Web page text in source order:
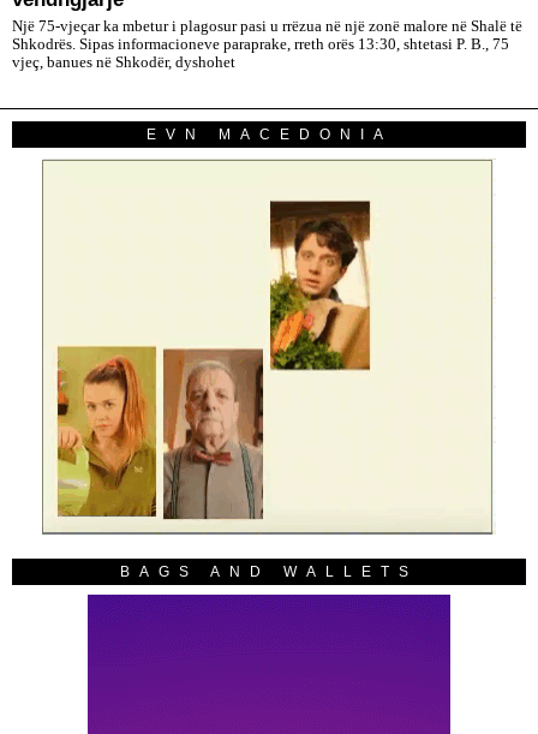
Një 75-vjeçar ka mbetur i plagosur pasi u rrëzua në një zonë malore në Shalë të
Shkodrës. Sipas informacioneve paraprake, rreth orës 13:30, shtetasi P. B., 75
vjeç, banues në Shkodër, dyshohet
EVN MACEDONIA
BAGS AND WALLETS